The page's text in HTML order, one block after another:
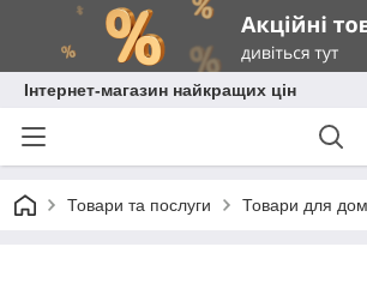
Інтернет-магазин найкращих цін
Товари та послуги Товари для